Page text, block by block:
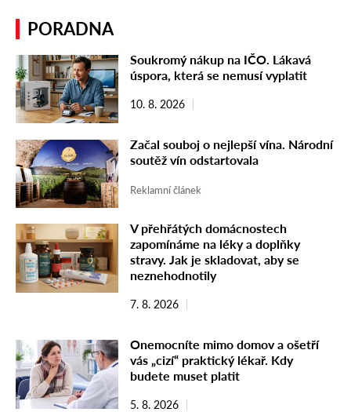
PORADNA
Soukromý nákup na IČO. Lákavá
úspora, která se nemusí vyplatit
10. 8. 2026
Začal souboj o nejlepší vína. Národní
soutěž vín odstartovala
Reklamní článek
V přehřátých domácnostech
zapomínáme na léky a doplňky
stravy. Jak je skladovat, aby se
neznehodnotily
7. 8. 2026
Onemocníte mimo domov a ošetří
vás „cizí“ praktický lékař. Kdy
budete muset platit
5. 8. 2026